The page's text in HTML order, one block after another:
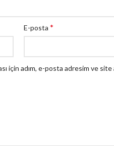
E-posta *
için adım, e-posta adresim ve